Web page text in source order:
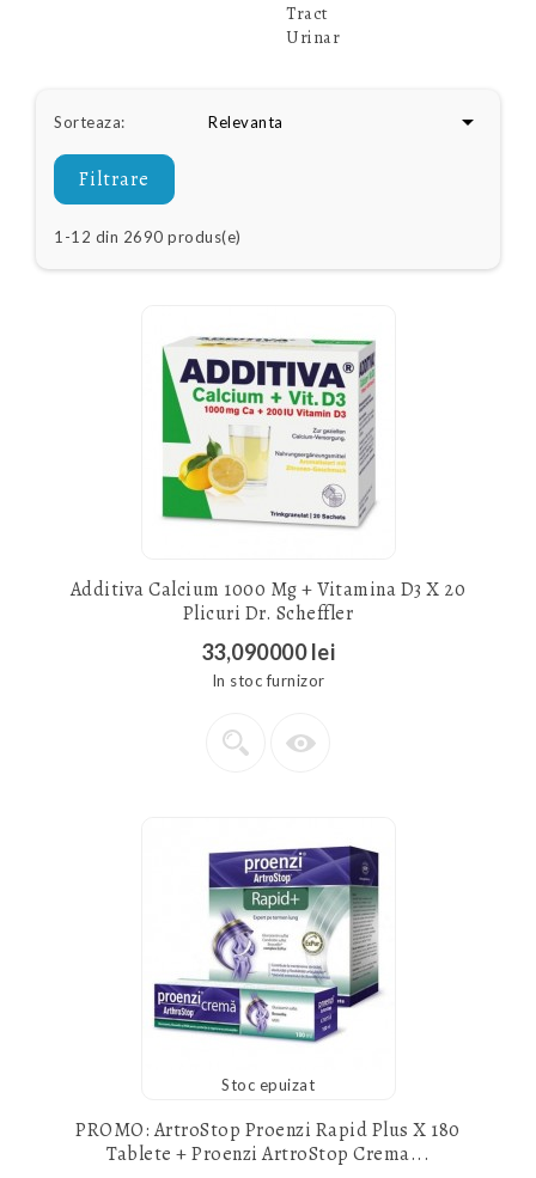
Tract
Urinar
Sorteaza: Relevanta 
Filtrare
1-12 din 2690 produs(e)
Additiva Calcium 1000 Mg + Vitamina D3 X 20
Plicuri Dr. Scheffler
33,090000 lei
In stoc furnizor
Stoc epuizat
PROMO: ArtroStop Proenzi Rapid Plus X 180
Tablete + Proenzi ArtroStop Crema...